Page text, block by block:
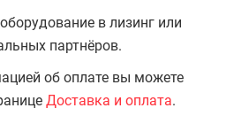
в лизинг или
партнёров.
об оплате вы можете
Доставка и оплата.